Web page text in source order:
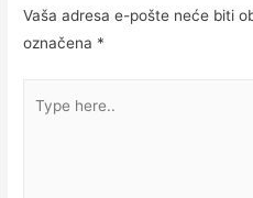
Vaša adresa e-pošte neće biti
označena *